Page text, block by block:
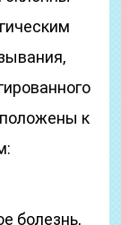
к
болезнь,